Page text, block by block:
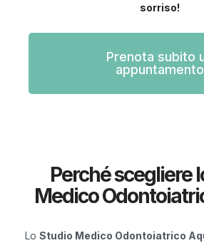
sorriso!
Prenota subito
appuntamento
Perché scegliere
Medico
Lo Studio Medico Odontoiatrico